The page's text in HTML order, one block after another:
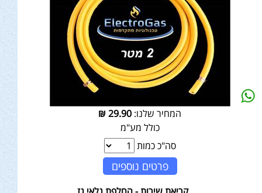
המחיר שלנו: 29.90
₪
כולל מע"מ
סה"כ כמות
פרטים נוספים